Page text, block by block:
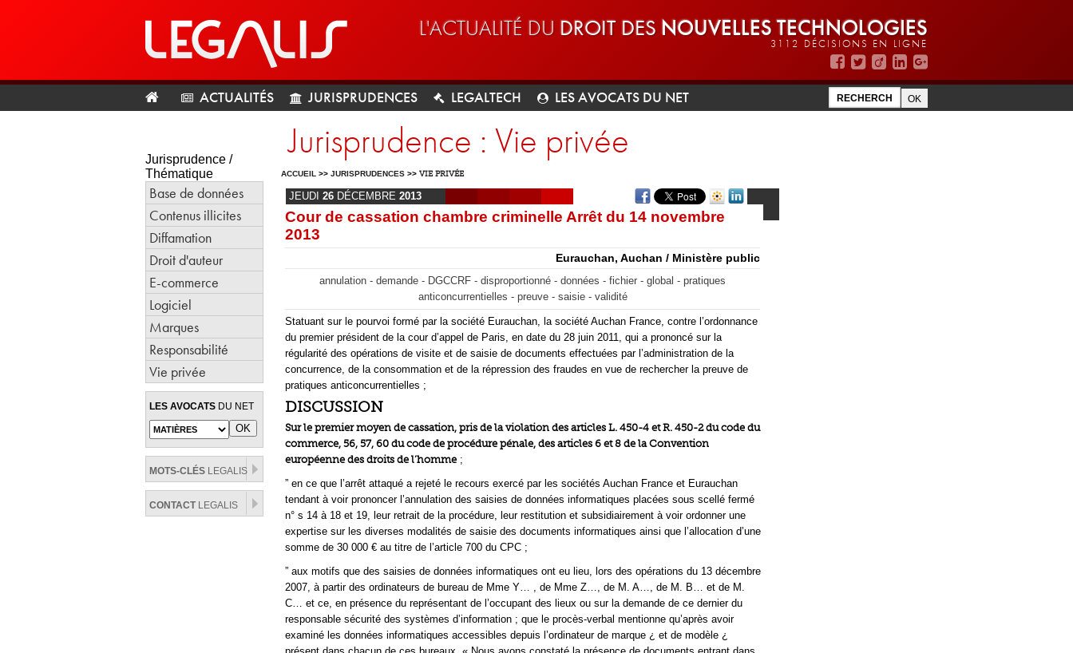
L'ACTUALITÉ DU DROIT DES NOUVELLES TECHNOLOGIES
3112 DÉCISIONS EN LIGNE
ACTUALITÉS JURISPRUDENCES LEGALTECH LES AVOCATS DU NET
Jurisprudence /
Thématique
Base de données
Contenus illicites
Diffamation
Droit d'auteur
E-commerce
Logiciel
Marques
Responsabilité
Vie privée
LES AVOCATS DU NET
MOTS-CLÉS LEGALIS
CONTACTLEGALIS
Jurisprudence : Vie privée
ACCUEIL >> JURISPRUDENCES >> VIE PRIVÉE
JEUDI 26 DÉCEMBRE 2013
Cour de cassation chambre criminelle Arrêt du 14 novembre
2013
Eurauchan, Auchan / Ministère public
annulation - demande - DGCCRF - disproportionné - données - fichier - global - pratiques
anticoncurrentielles - preuve - saisie - validité
Statuant sur le pourvoi formé par la société Eurauchan, la société Auchan France, contre l’ordonnance
du premier président de la cour d’appel de Paris, en date du 28 juin 2011, qui a prononcé sur la
régularité des opérations de visite et de saisie de documents effectuées par l’administration de la
concurrence, de la consommation et de la répression des fraudes en vue de rechercher la preuve de
pratiques anticoncurrentielles ;
DISCUSSION
Sur le premier moyen de cassation, pris de la violation des articles L. 450-4 et R. 450-2 du code du
commerce, 56, 57, 60 du code de procédure pénale, des articles 6 et 8 de la Convention
européenne des droits de l’homme ;
” en ce que l’arrêt attaqué a rejeté le recours exercé par les sociétés Auchan France et Eurauchan
tendant à voir prononcer l’annulation des saisies de données informatiques placées sous scellé fermé
n° s 14 à 18 et 19, leur retrait de la procédure, leur restitution et subsidiairement à voir ordonner une
expertise sur les diverses modalités de saisie des documents informatiques ainsi que l’allocation d’une
somme de 30 000 € au titre de l’article 700 du CPC ;
” aux motifs que des saisies de données informatiques ont eu lieu, lors des opérations du 13 décembre
2007, à partir des ordinateurs de bureau de Mme Y… , de Mme Z…, de M. A…, de M. B… et de M.
C… et ce, en présence du représentant de l’occupant des lieux ou sur la demande de ce dernier du
responsable sécurité des systèmes d’information ; que le procès-verbal mentionne qu’après avoir
examiné les données informatiques accessibles depuis l’ordinateur de marque ¿ et de modèle ¿